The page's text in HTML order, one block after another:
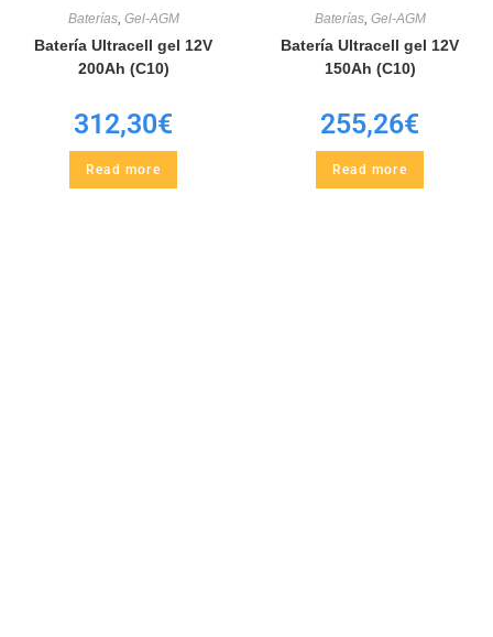
Baterías, Gel-AGM
Batería Ultracell gel 12V
200Ah (C10)
312,30€
Read more
Baterías, Gel-AGM
Batería Ultracell gel 12V
150Ah (C10)
255,26€
Read more